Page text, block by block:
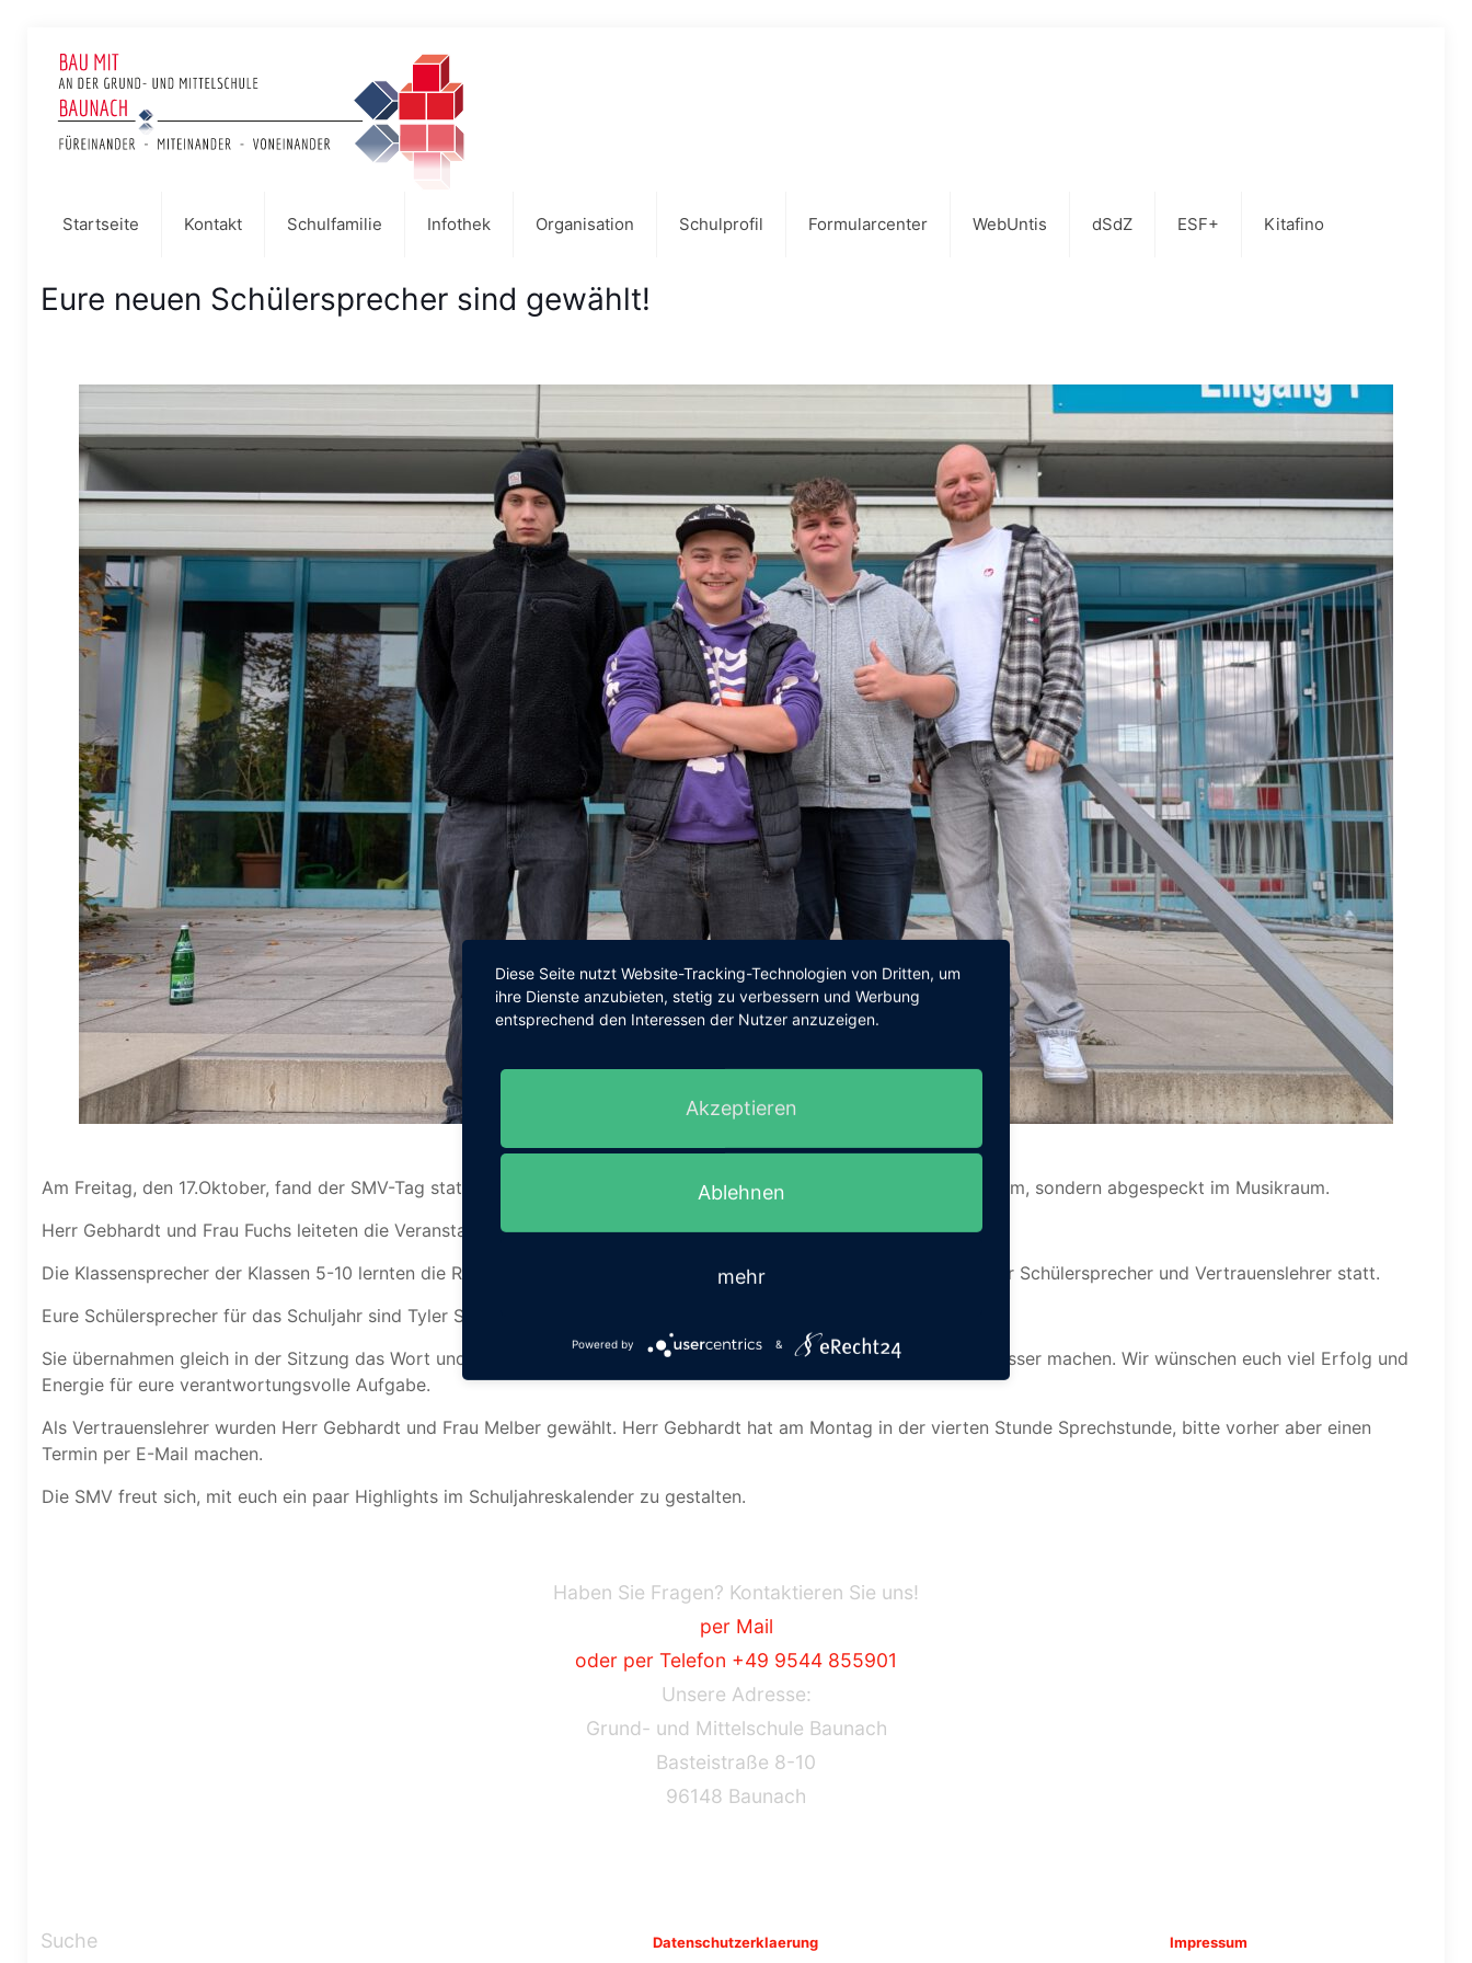
Startseite Kontakt Schulfamilie Infothek Organisation Schulprofil Formularcenter WebUntis dSdZ ESF+ Kitafino
Eure neuen Schülersprecher sind gewählt!
Am Freitag, den 17.Oktober, fand der SMV-Tag statt. Aufgrund von Krankheiten und Terminnot nicht im Jugendzentrum, sondern abgespeckt im Musikraum.
Herr Gebhardt und Frau Fuchs leiteten die Veranstaltung.
Die Klassensprecher der Klassen 5-10 lernten die Rechte und Pflichten der SMV kennen und es fanden die Wahlen der Schülersprecher und Vertrauenslehrer statt.
Eure Schülersprecher für das Schuljahr sind Tyler Schmitt (9a), Calvin Löffler (10m) und Alexander Schmelzer (10m).
Sie übernahmen gleich in der Sitzung das Wort und hatten schon zahlreiche Ideen und wollen unsere Schule noch besser machen. Wir wünschen euch viel Erfolg und
Energie für eure verantwortungsvolle Aufgabe.
Als Vertrauenslehrer wurden Herr Gebhardt und Frau Melber gewählt. Herr Gebhardt hat am Montag in der vierten Stunde Sprechstunde, bitte vorher aber einen
Termin per E-Mail machen.
Die SMV freut sich, mit euch ein paar Highlights im Schuljahreskalender zu gestalten.
Haben Sie Fragen? Kontaktieren Sie uns!
per Mail
oder per Telefon +49 9544 855901
Unsere Adresse:
Grund- und Mittelschule Baunach
Basteistraße 8-10
96148 Baunach
Suche Datenschutzerklaerung Impressum
Diese Seite nutzt Website-Tracking-Technologien von Dritten, um
ihre Dienste anzubieten, stetig zu verbessern und Werbung
entsprechend den Interessen der Nutzer anzuzeigen.
Akzeptieren
Ablehnen
mehr
Powered by &